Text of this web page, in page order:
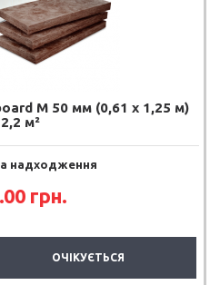
М 50 мм (0,61 х 1,25 м)
м²
надходження
грн.
ОЧІКУЄТЬСЯ